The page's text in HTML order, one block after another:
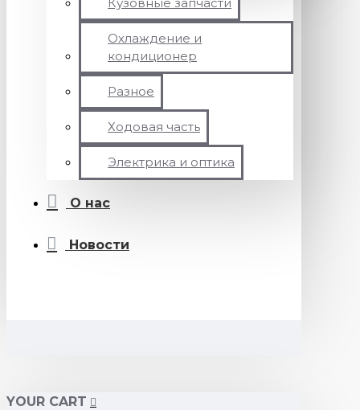
Охлаждение и
кондиционер
Разное
Ходовая часть
Электрика и оптика
О нас
Новости
YOUR CART